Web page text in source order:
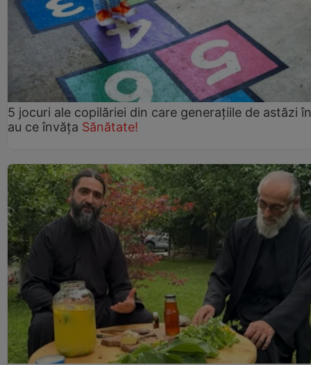
5 jocuri ale copilăriei din care generațiile de astăzi
au ce învăța Sănătate!